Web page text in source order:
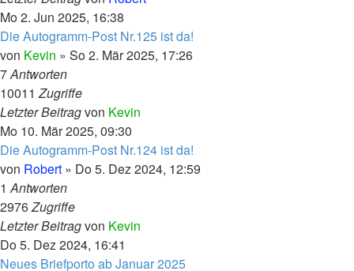
Mo 2. Jun 2025, 16:38
Die Autogramm-Post Nr.125 ist da!
von Kevin » So 2. Mär 2025, 17:26
7Antworten
10011Zugriffe
Letzter Beitragvon Kevin
Mo 10. Mär 2025, 09:30
Die Autogramm-Post Nr.124 ist da!
von Robert » Do 5. Dez 2024, 12:59
1Antworten
2976Zugriffe
Letzter Beitragvon Kevin
Do 5. Dez 2024, 16:41
Neues Briefporto ab Januar 2025